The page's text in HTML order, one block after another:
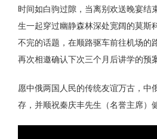
时间如白驹过隙，当离别欢送晚宴结
生一起穿过幽静森林深处宽阔的莫斯
不完的话题，在顺路驱车前往机场的
再次相邀确认下次三个月后讲学的预
愿中俄两国人民的传统友谊万古，中
存，并顺祝秦庆丰先生（名誉主席）